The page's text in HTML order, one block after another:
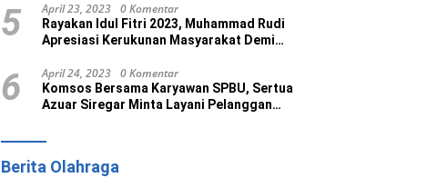
5 April 23, 2023 0 Komentar
Rayakan Idul Fitri 2023, Muhammad Rudi
Apresiasi Kerukunan Masyarakat Demi
6 April 24, 2023 0 Komentar
Komsos Bersama Karyawan SPBU, Sertua
Azuar Siregar Minta Layani Pelanggan
Berita Olahraga